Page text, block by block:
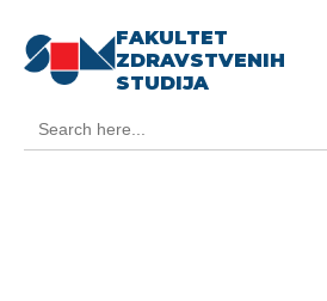
FAKULTET
ZDRAVSTVENIH
STUDIJA
for: